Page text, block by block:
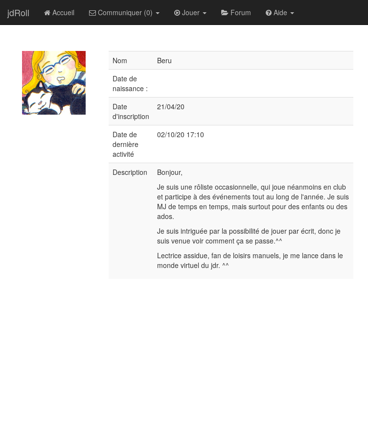
jdRoll Accueil Communiquer (0) Jouer Forum Aide
Nom
Beru
Date de
naissance :
Date
d'inscription
21/04/20
Date de
dernière
activité
02/10/20 17:10
Description
Bonjour,
Je suis une rôliste occasionnelle, qui joue néanmoins en club
et participe à des événements tout au long de l'année. Je suis
MJ de temps en temps, mais surtout pour des enfants ou des
ados.
Je suis intriguée par la possibilité de jouer par écrit, donc je
suis venue voir comment ça se passe.^^
Lectrice assidue, fan de loisirs manuels, je me lance dans le
monde virtuel du jdr. ^^